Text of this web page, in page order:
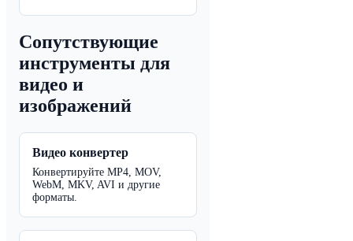
Сопутствующие
инструменты для
видео и
изображений
Видео конвертер
Конвертируйте MP4, MOV,
WebM, MKV, AVI и другие
форматы.